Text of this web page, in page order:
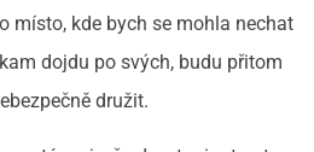
místo, kde bych se mohla nechat
dojdu po svých, budu přitom
družit.